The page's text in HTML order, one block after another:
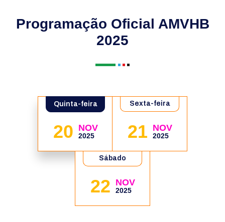
Programação Oficial AMVHB
2025
Quinta-feira
20 NOV
2025
Sexta-feira
21 NOV
2025
Sábado
22 NOV
2025